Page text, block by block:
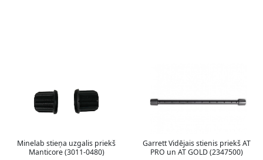
Minelab stieņa uzgalis priekš
Manticore (3011-0480)
Garrett Vidējais stienis priekš AT
PRO un AT GOLD (2347500)